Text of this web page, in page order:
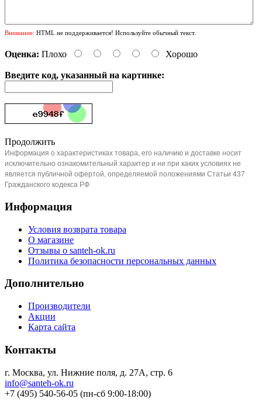
Внимание: HTML не поддерживается! Используйте обычный текст.
Оценка: Плохо Хорошо
Введите код, указанный на картинке:
Продолжить
Информация о характеристиках товара, его наличию и доставке носит
исключительно ознакомительный характер и ни при каких условиях не
является публичной офертой, определяемой положениями Статьи 437
Гражданского кодекса РФ
Информация
Условия возврата товара
О магазине
Отзывы о santeh-ok.ru
Политика безопасности персональных данных
Дополнительно
Производители
Акции
Карта сайта
Контакты
г. Москва, ул. Нижние поля, д. 27А, стр. 6
info@santeh-ok.ru
+7 (495) 540-56-05 (пн-сб 9:00-18:00)